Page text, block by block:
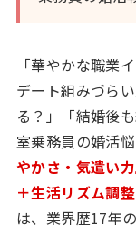
「華やかな職業
デート組みづら
る？」「結婚後
室乗務員の婚活
やかさ・気遣い
＋生活リズム調
は、業界歴17年